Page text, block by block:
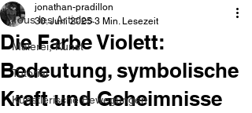
Tous les Articles
Malerei, Kunst
Tutorial
Künstlerische Bewegungen
Die Farbe Violett:
Bedeutung, symbolische
Kraft und Geheimnisse
jonathan-pradillon
30. Juni 2025 3 Min. Lesezeit